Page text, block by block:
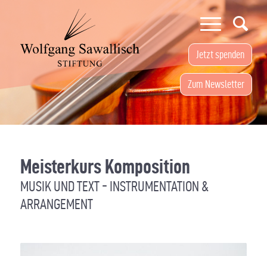
Zum Newsletter
Jetzt spenden
Meisterkurs Komposition
MUSIK UND TEXT - INSTRUMENTATION &
ARRANGEMENT